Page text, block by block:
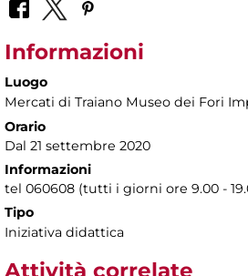
Informazioni
Luogo
Mercati di Traiano Museo dei Fori
Orario
Dal 21 settembre 2020
Informazioni
tel 060608 (tutti i giorni ore 9.00 -
Tipo
Iniziativa didattica
Attività correlate